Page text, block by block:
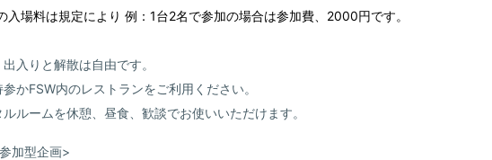
入場料は規定により 例：1台2名で参加の場合は参加費、2000円です。
入りと解散は自由です。
かFSW内のレストランをご利用ください。
ルームを休憩、昼食、歓談でお使いいただけます。
加型企画>